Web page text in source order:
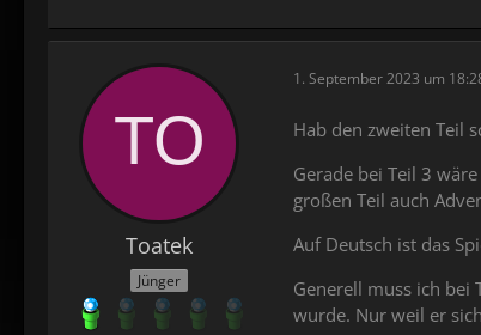
Toatek
Jünger
1. September 2023 um
Hab den zweiten Teil
Gerade bei Teil 3
großen Teil auch
Auf Deutsch ist das
Generell muss ich bei
wurde. Nur weil er